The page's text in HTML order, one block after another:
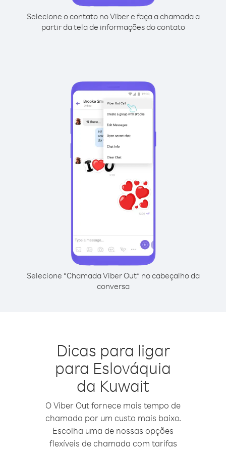
Selecione o contato no Viber e faça a chamada a
partir da tela de informações do contato
Selecione “Chamada Viber Out” no cabeçalho da
conversa
Dicas para ligar
para Eslováquia
da Kuwait
O Viber Out fornece mais tempo de
chamada por um custo mais baixo.
Escolha uma de nossas opções
flexíveis de chamada com tarifas